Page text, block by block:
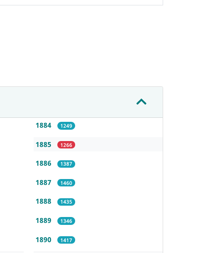
1884 1249
1885 1266
1886 1387
1887 1460
1888 1435
1889 1346
1890 1417